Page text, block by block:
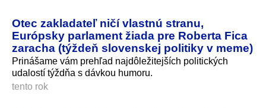
Otec zakladateľ ničí vlastnú stranu,
Európsky parlament žiada pre Roberta Fica
zaracha (týždeň slovenskej politiky v meme)
Prinášame vám prehľad najdôležitejších politických
udalostí týždňa s dávkou humoru.
tento rok